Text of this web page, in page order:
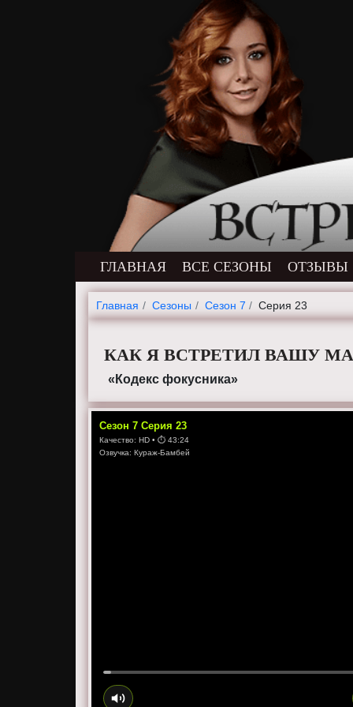
ГЛАВНАЯ ВСЕ СЕЗОНЫ ОТЗЫВЫ
Главная Cезоны Сезон 7 Серия 23
КАК Я ВСТРЕТИЛ ВАШУ
«Кодекс фокусника»
Сезон7 Серия23
Качество:HD • ⏱43:24
Озвучка:Кураж-Бамбей